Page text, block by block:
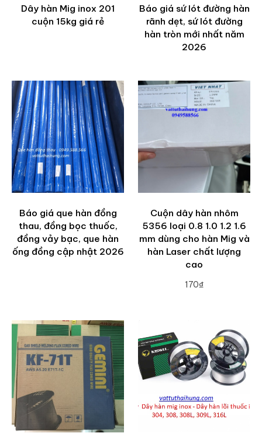
Dây hàn Mig inox 201
cuộn 15kg giá rẻ
Báo giá sứ lót đường hàn
rãnh dẹt, sứ lót đường
hàn tròn mới nhất năm
2026
Báo giá que hàn đồng
thau, đồng bọc thuốc,
đồng vảy bạc, que hàn
ống đồng cập nhật 2026
Cuộn dây hàn nhôm
5356 loại 0.8 1.0 1.2 1.6
mm dùng cho hàn Mig và
hàn Laser chất lượng
cao
170₫